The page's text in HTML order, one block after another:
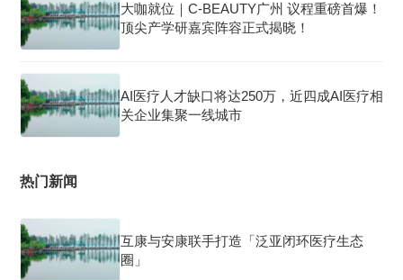
大咖就位｜C-BEAUTY广州 议程重磅首爆！
顶尖产学研嘉宾阵容正式揭晓！
AI医疗人才缺口将达250万，近四成AI医疗相
关企业集聚一线城市
热门新闻
互康与安康联手打造「泛亚闭环医疗生态
圈」